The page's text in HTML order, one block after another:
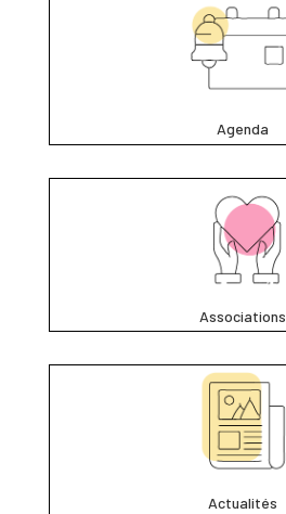
Agenda
Associations
Actualités